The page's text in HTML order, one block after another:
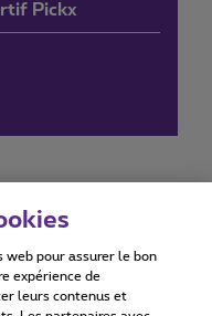
Pickx
statement
web pour assurer le bon
expérience de
leurs contenus et